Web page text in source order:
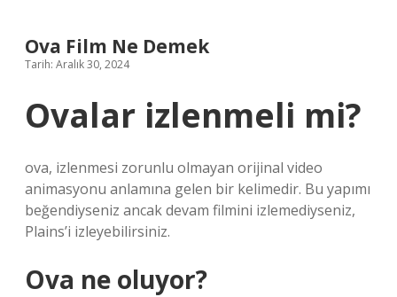
Ova Film Ne Demek
Tarih: Aralık 30, 2024
Ovalar izlenmeli mi?
ova, izlenmesi zorunlu olmayan orijinal video
animasyonu anlamına gelen bir kelimedir. Bu yapımı
beğendiyseniz ancak devam filmini izlemediyseniz,
Plains’i izleyebilirsiniz.
Ova ne oluyor?